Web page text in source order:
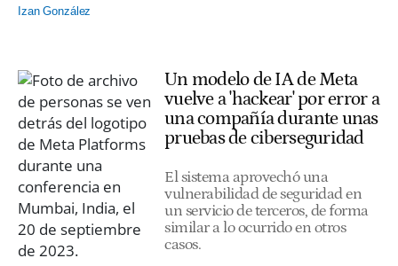
Izan González
Un modelo de IA de Meta
vuelve a 'hackear' por error a
una compañía durante unas
pruebas de ciberseguridad
El sistema aprovechó una
vulnerabilidad de seguridad en
un servicio de terceros, de forma
similar a lo ocurrido en otros
casos.